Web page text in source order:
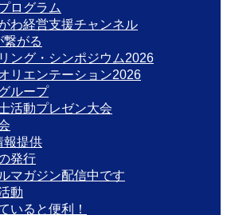
ログラム
わ経営支援チャンネル
繋がる
ング・シンポジウム2026
リエンテーション2026
ループ
活動プレゼン大会
報提供
発行
マガジン配信中です
動
いると便利！